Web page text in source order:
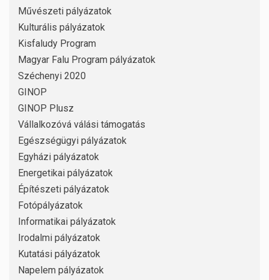
Művészeti pályázatok
Kulturális pályázatok
Kisfaludy Program
Magyar Falu Program pályázatok
Széchenyi 2020
GINOP
GINOP Plusz
Vállalkozóvá válási támogatás
Egészségügyi pályázatok
Egyházi pályázatok
Energetikai pályázatok
Építészeti pályázatok
Fotópályázatok
Informatikai pályázatok
Irodalmi pályázatok
Kutatási pályázatok
Napelem pályázatok